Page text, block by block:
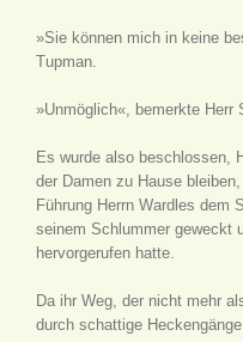
»Sie können mich in keine
Tupman.
»Unmöglich«, bemerkte Herr
Es wurde also beschlossen,
der Damen zu Hause
Führung Herrn Wardles dem
seinem Schlummer geweckt
hervorgerufen hatte.
Da ihr Weg, der nicht mehr
durch schattige